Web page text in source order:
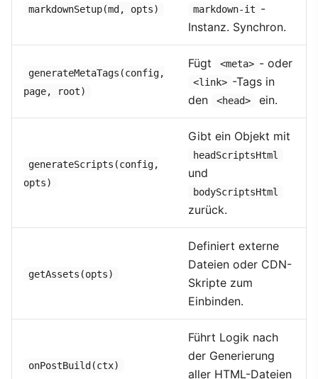
markdownSetup(md, opts) markdown-it -
Instanz. Synchron.
generateMetaTags(config,
page, root)
Fügt <meta> - oder
<link> -Tags in
den
<head> ein.
generateScripts(config,
opts)
Gibt ein Objekt mit
headScriptsHtml
und
bodyScriptsHtml
zurück.
getAssets(opts)
Definiert externe
Dateien oder CDN-
Skripte zum
Einbinden.
onPostBuild(ctx)
Führt Logik nach
der Generierung
aller HTML-Dateien